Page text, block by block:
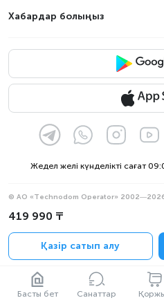
Басты бет Санаттар
419 990 ₸
Қазір сатып алу
Хабардар болыңыз
Жедел желі күнделікті сағат
© АО «Technodom Operator»
Біз қабылдаймыз:
Құпиялылық саясаты